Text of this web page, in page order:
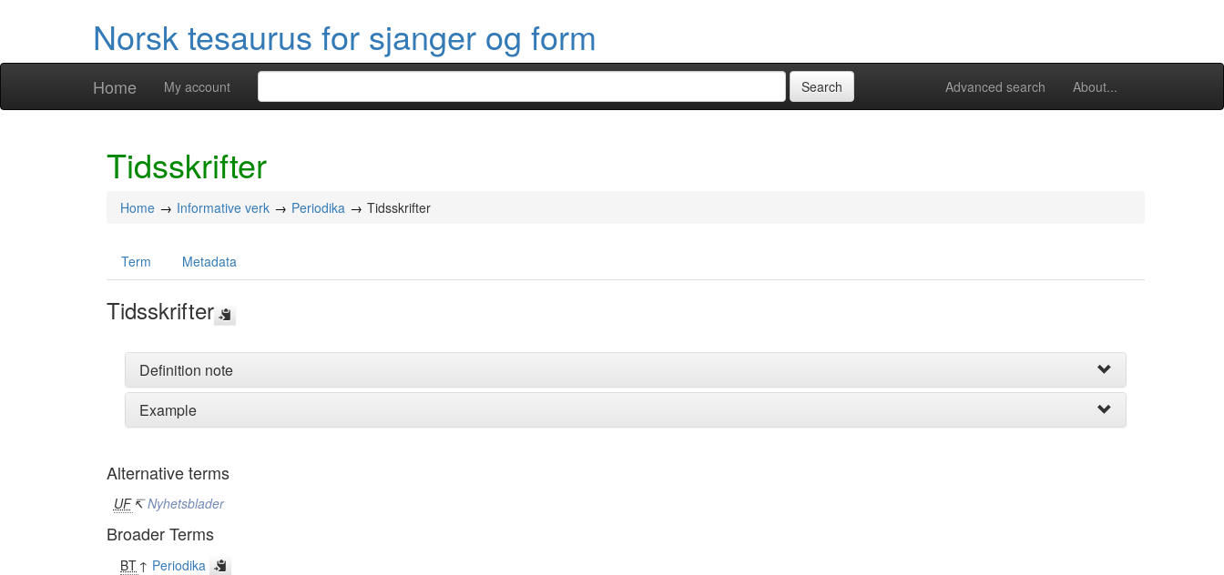
Norsk tesaurus for sjanger og form
Home Advanced search About...
My account
Tidsskrifter
Home Informative verk Periodika Tidsskrifter
Term Metadata
Tidsskrifter
Definition note
Example
Alternative terms
UF ↸Nyhetsblader
Broader Terms
BT ↑ Periodika